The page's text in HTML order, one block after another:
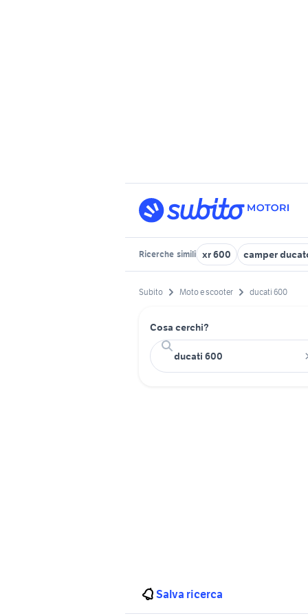
Ricerche simili xr 600 camper
Subito Moto e scooter ducati 600
Cosa cerchi?
Salva ricerca